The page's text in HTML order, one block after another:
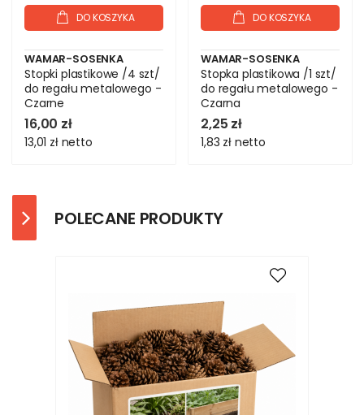
DO KOSZYKA
WAMAR-SOSENKA
Stopki plastikowe /4 szt/
do regału metalowego -
Czarne
16,00 zł
13,01 zł netto
DO KOSZYKA
WAMAR-SOSENKA
Stopka plastikowa /1 szt/
do regału metalowego -
Czarna
2,25 zł
1,83 zł netto
POLECANE PRODUKTY